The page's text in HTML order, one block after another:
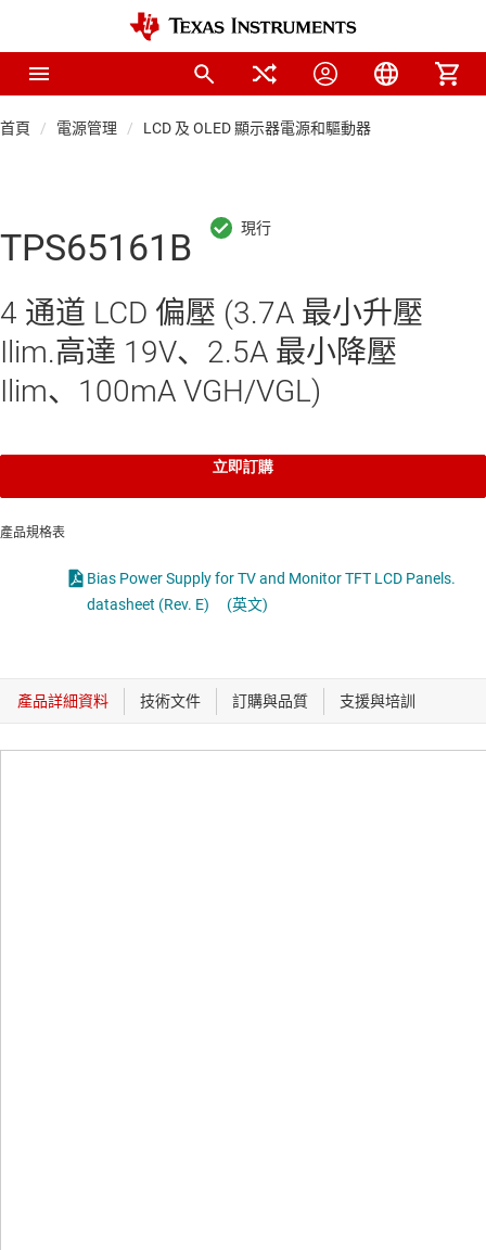
首頁 電源管理 LCD 及 OLED 顯示器電源和驅動器
TPS65161B
4 通道 LCD 偏壓 (3.7A 最小升壓
Ilim.高達 19V、2.5A 最小降壓
Ilim、100mA VGH/VGL)
立即訂購
產品規格表
Bias Power Supply for TV and Monitor TFT LCD Panels.
datasheet (Rev. E)
(英文)